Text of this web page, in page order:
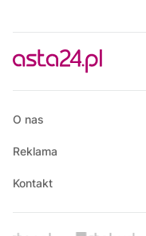
O nas
Reklama
Kontakt